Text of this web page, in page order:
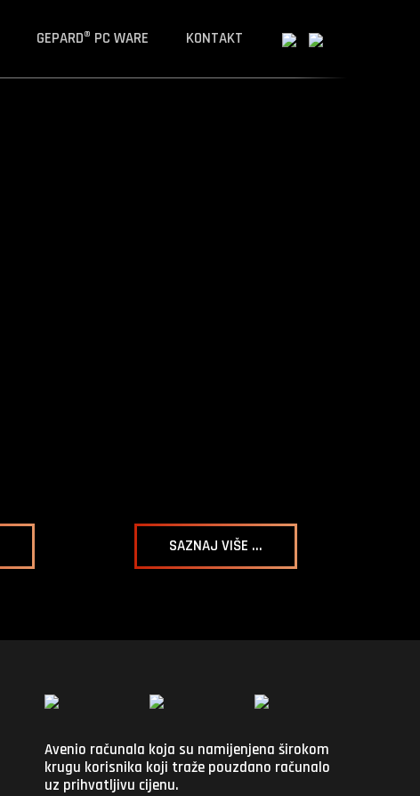
GEPARD® PC WARE KONTAKT
SAZNAJ VIŠE ...
Avenio računala koja su namijenjena širokom
krugu korisnika koji traže pouzdano računalo
uz prihvatljivu cijenu.